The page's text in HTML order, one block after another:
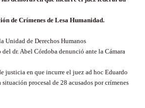
de Crímenes de Lesa Humanidad.
Unidad de Derechos Humanos
del dr. Abel Córdoba denunció ante la Cámara
justicia en que incurre el juez ad hoc Eduardo
procesal de 28 acusados por crímenes